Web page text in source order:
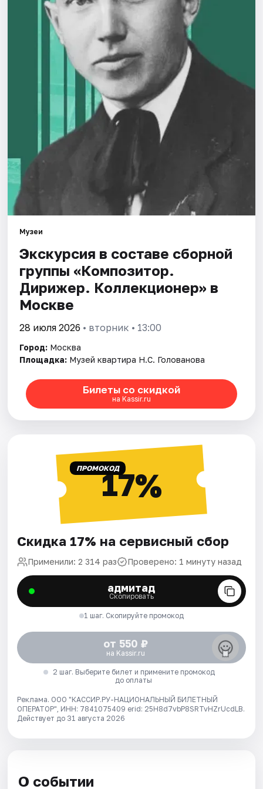
Рейтинги
Музеи
Экскурсия в составе сборной
группы «Композитор.
Дирижер. Коллекционер» в
Москве
28 июля 2026 • вторник • 13:00
Город: Москва
Площадка: Музей квартира Н.С. Голованова
Билеты со скидкой
на Kassir.ru
ПРОМОКОД17%
Скидка 17% на сервисный сбор
Применили: 2 314 раз Проверено: 1 минуту назад
адмитад
Скопировать
1 шаг. Скопируйте промокод
от 550 ₽
на Kassir.ru
2 шаг. Выберите билет и примените промокод
до оплаты
Реклама. ООО "КАССИР.РУ-НАЦИОНАЛЬНЫЙ БИЛЕТНЫЙ
ОПЕРАТОР", ИНН: 7841075409 erid: 25H8d7vbP8SRTvHZrUcdLB.
Действует до 31 августа 2026
О событии